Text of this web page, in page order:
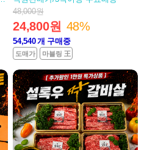
48,000원
24,800원 48%
54,540개 구매중
도매가 마블링 王